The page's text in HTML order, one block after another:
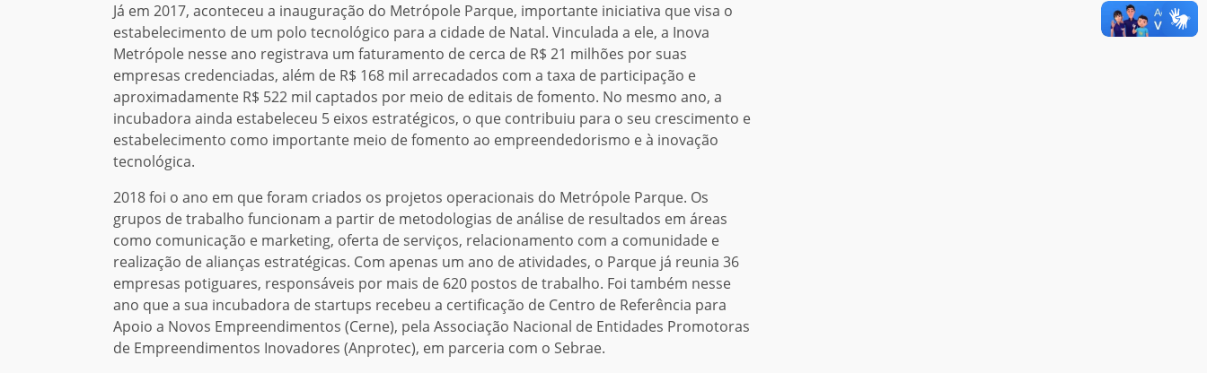
Já em 2017, aconteceu a inauguração do Metrópole Parque, importante iniciativa que visa o
estabelecimento de um polo tecnológico para a cidade de Natal. Vinculada a ele, a Inova
Metrópole nesse ano registrava um faturamento de cerca de R$ 21 milhões por suas
empresas credenciadas, além de R$ 168 mil arrecadados com a taxa de participação e
aproximadamente R$ 522 mil captados por meio de editais de fomento. No mesmo ano, a
incubadora ainda estabeleceu 5 eixos estratégicos, o que contribuiu para o seu crescimento e
estabelecimento como importante meio de fomento ao empreendedorismo e à inovação
tecnológica.
2018 foi o ano em que foram criados os projetos operacionais do Metrópole Parque. Os
grupos de trabalho funcionam a partir de metodologias de análise de resultados em áreas
como comunicação e marketing, oferta de serviços, relacionamento com a comunidade e
realização de alianças estratégicas. Com apenas um ano de atividades, o Parque já reunia 36
empresas potiguares, responsáveis por mais de 620 postos de trabalho. Foi também nesse
ano que a sua incubadora de startups recebeu a certificação de Centro de Referência para
Apoio a Novos Empreendimentos (Cerne), pela Associação Nacional de Entidades Promotoras
de Empreendimentos Inovadores (Anprotec), em parceria com o Sebrae.